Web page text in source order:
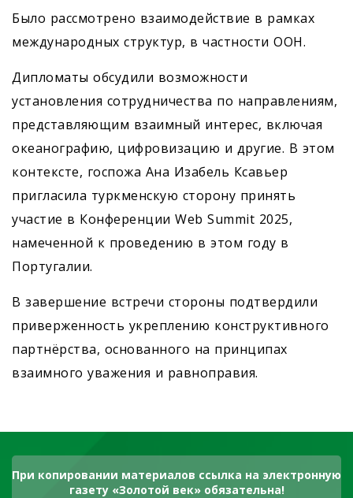
Было рассмотрено взаимодействие в рамках
международных структур, в частности ООН.
Дипломаты обсудили возможности
установления сотрудничества по направлениям,
представляющим взаимный интерес, включая
океанографию, цифровизацию и другие. В этом
контексте, госпожа Ана Изабель Ксавьер
пригласила туркменскую сторону принять
участие в Конференции Web Summit 2025,
намеченной к проведению в этом году в
Португалии.
В завершение встречи стороны подтвердили
приверженность укреплению конструктивного
партнёрства, основанного на принципах
взаимного уважения и равноправия.
При копировании материалов ссылка на электронную
газету «Золотой век» обязательна!